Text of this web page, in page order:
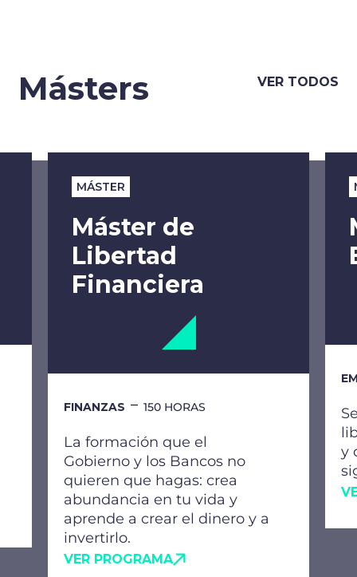
Másters VER TODOS
MÁSTER
Máster de
Libertad
Financiera
FINANZAS 150 HORAS
La formación que el
Gobierno y los Bancos no
quieren que hagas: crea
abundancia en tu vida y
aprende a crear el dinero y a
invertirlo.
VER PROGRAMA
y